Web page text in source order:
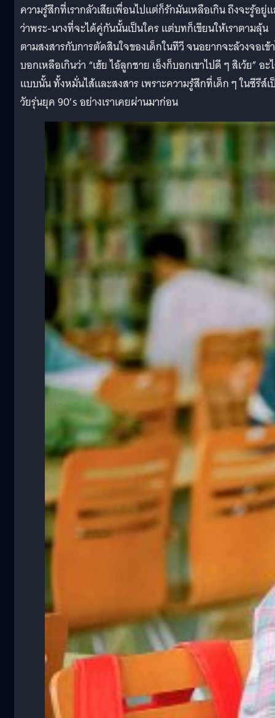
ความรู้สึกที่เรากลัวเสียเพื่อนไปแต่ก็รักมันเหลือเกิน ถึงจะรู้อยู่
ว่าพระ-นางที่จะได้คู่กันนั้นเป็นใคร แต่บทก็เขียนให้เราตามลุ้น
ตามสงสารกับการตัดสินใจของเด็กในทีวี จนอยากจะล้วงจอเข้
บอกเหลือเกินว่า “เฮ้ย ไอ้ลูกชาย เอ็งก็บอกเขาไปดี ๆ สิเว้ย” อะ
แบบนั้น ทั้งหมั่นไส้และสงสาร เพราะความรู้สึกที่เด็ก ๆ ในซีรีส์เ
วัยรุ่นยุค 90’s อย่างเราเคยผ่านมาก่อน